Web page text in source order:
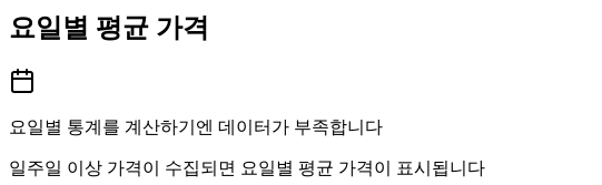
요일별 평균 가격
요일별 통계를 계산하기엔 데이터가 부족합니다
일주일 이상 가격이 수집되면 요일별 평균 가격이 표시됩니다